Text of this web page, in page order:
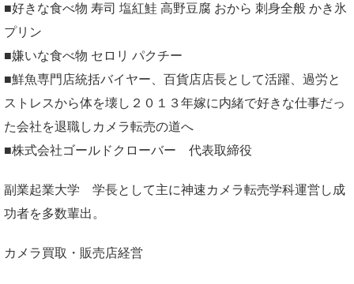
■好きな食べ物 寿司 塩紅鮭 高野豆腐 おから 刺身全般 かき氷
プリン
■嫌いな食べ物 セロリ パクチー
■鮮魚専門店統括バイヤー、百貨店店長として活躍、過労と
ストレスから体を壊し２０１３年嫁に内緒で好きな仕事だっ
た会社を退職しカメラ転売の道へ
■株式会社ゴールドクローバー 代表取締役
副業起業大学 学長として主に神速カメラ転売学科運営し成
功者を多数輩出。
カメラ買取・販売店経営